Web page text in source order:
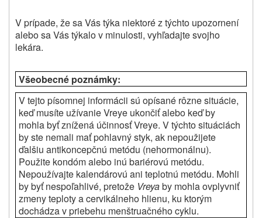
V prípade, že sa Vás týka niektoré z týchto upozornení
alebo sa Vás týkalo v minulosti, vyhľadajte svojho
lekára.
Všeobecné poznámky:
V tejto písomnej informácii sú opísané rôzne situácie,
keď musíte užívanieVreye ukončiť alebo keď by
mohla byť znížená účinnosťVreye. V týchto situáciách
by ste nemali mať pohlavný styk, ak nepoužijete
ďalšiu antikoncepčnú metódu (nehormonálnu).
Použite kondóm alebo inú bariérovú metódu.
Nepoužívajte kalendárovú ani teplotnú metódu. Mohli
by byť nespoľahlivé, pretože Vreyaby mohla ovplyvniť
zmeny teploty a cervikálneho hlienu, ku ktorým
dochádza v priebehu menštruačného cyklu.